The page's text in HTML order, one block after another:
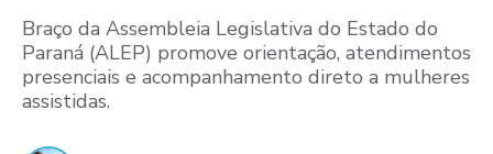
Braço da Assembleia Legislativa do Estado do
Paraná (ALEP) promove orientação, atendimentos
presenciais e acompanhamento direto a mulheres
assistidas.